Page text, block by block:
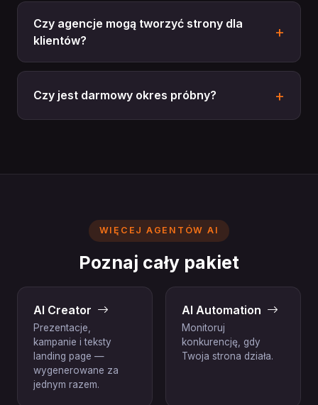
Czy agencje mogą tworzyć strony dla
klientów?
Czy jest darmowy okres próbny?
WIĘCEJ AGENTÓW AI
Poznaj cały pakiet
AI Creator
Prezentacje,
kampanie i teksty
landing page —
wygenerowane za
jednym razem.
AI Automation
Monitoruj
konkurencję, gdy
Twoja strona działa.